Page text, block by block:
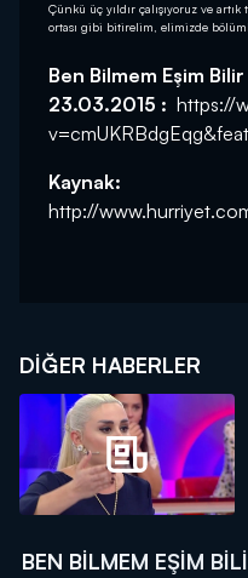
Çünkü üç yıldır çalışıyoruz ve
ortası gibi bitirelim, elimizde
Ben Bilmem Eşim
23.03.2015 : https://
Kaynak:
http://
DIĞER HABERLER
BEN BILMEM EŞIM